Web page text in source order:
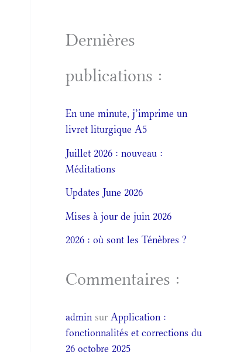
Dernières
publications :
En une minute, j’imprime un
livret liturgique A5
Juillet 2026 : nouveau :
Méditations
Updates June 2026
Mises à jour de juin 2026
2026 : où sont les Ténèbres ?
Commentaires :
admin surApplication :
fonctionnalités et corrections du
26 octobre 2025